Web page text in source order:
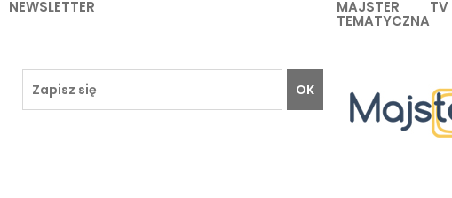
NEWSLETTER
OK
MAJSTER
TEMATYCZNA